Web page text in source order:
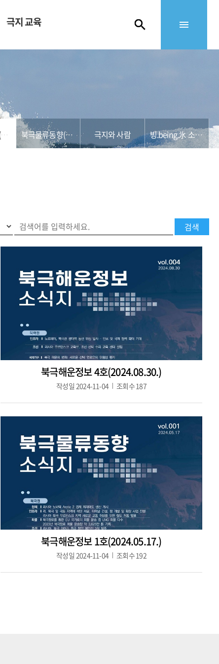
극지 교육
북극해운정보(KMI) 북극물류동향(영산대) 극지와 사람 빙.being.氷 소식지
북극해운정보 4호(2024.08.30.)
작성일 2024-11-04 조회수187
북극해운정보 1호(2024.05.17.)
작성일 2024-11-04 조회수192